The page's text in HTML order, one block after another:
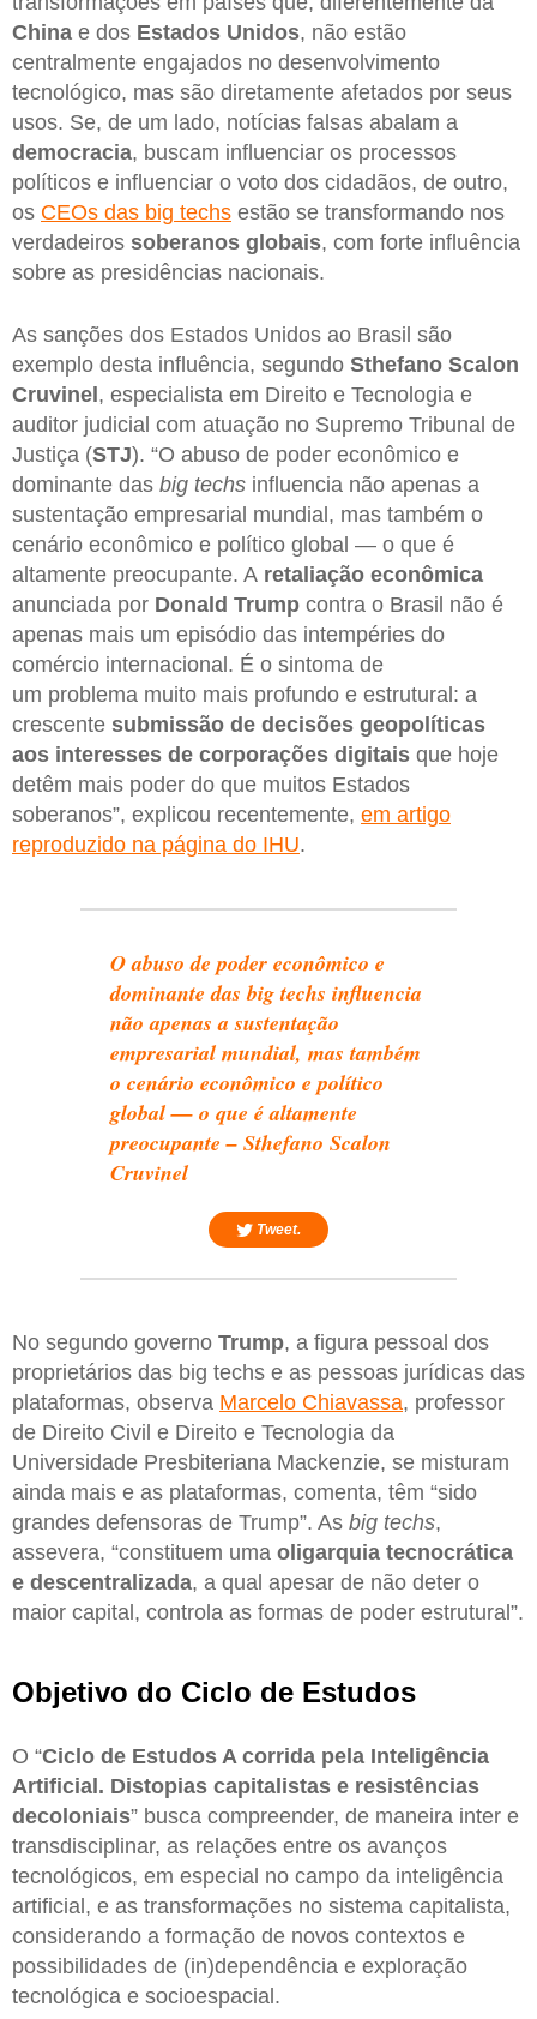
China e dos Estados Unidos, não estão
centralmente engajados no desenvolvimento
tecnológico, mas são diretamente afetados por seus
usos. Se, de um lado, notícias falsas abalam a
democracia, buscam influenciar os processos
políticos e influenciar o voto dos cidadãos, de outro,
os CEOs das big techs estão se transformando nos
verdadeiros soberanos globais, com forte influência
sobre as presidências nacionais.
As sanções dos Estados Unidos ao Brasil são
exemplo desta influência, segundo Sthefano Scalon
Cruvinel, especialista em Direito e Tecnologia e
auditor judicial com atuação no Supremo Tribunal de
Justiça (STJ). “O abuso de poder econômico e
dominante das big techs influencia não apenas a
sustentação empresarial mundial, mas também o
cenário econômico e político global — o que é
altamente preocupante. A retaliação econômica
anunciada por Donald Trump contra o Brasil não é
apenas mais um episódio das intempéries do
comércio internacional. É o sintoma de
um problema muito mais profundo e estrutural: a
crescente submissão de decisões geopolíticas
aos interesses de corporações digitais que hoje
detêm mais poder do que muitos Estados
soberanos”, explicou recentemente, em artigo
reproduzido na página do IHU.
O abuso de poder econômico e
dominante das big techs influencia
não apenas a sustentação
empresarial mundial, mas também
o cenário econômico e político
global — o que é altamente
preocupante – Sthefano Scalon
Cruvinel
Tweet.
No segundo governo Trump, a figura pessoal dos
proprietários das big techs e as pessoas jurídicas das
plataformas, observa Marcelo Chiavassa, professor
de Direito Civil e Direito e Tecnologia da
Universidade Presbiteriana Mackenzie, se misturam
ainda mais e as plataformas, comenta, têm “sido
grandes defensoras de Trump”. As big techs,
assevera, “constituem uma oligarquia tecnocrática
e descentralizada, a qual apesar de não deter o
maior capital, controla as formas de poder estrutural”.
Objetivo do Ciclo de Estudos
O “Ciclo de Estudos A corrida pela Inteligência
Artificial. Distopias capitalistas e resistências
decoloniais” busca compreender, de maneira inter e
transdisciplinar, as relações entre os avanços
tecnológicos, em especial no campo da inteligência
artificial, e as transformações no sistema capitalista,
considerando a formação de novos contextos e
possibilidades de (in)dependência e exploração
tecnológica e socioespacial.